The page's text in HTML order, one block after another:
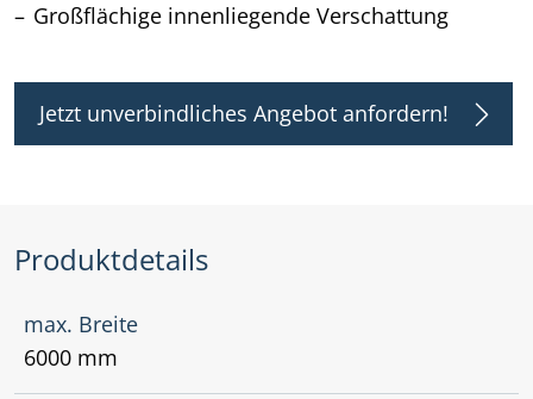
Großflächige innenliegende Verschattung
Jetzt unverbindliches Angebot anfordern!
Produktdetails
max. Breite
6000 mm